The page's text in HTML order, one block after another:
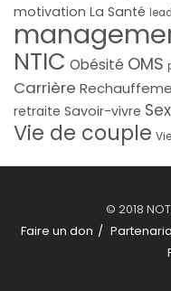
motivation La Santé
NTIC Obésité OMS
Carrière
retraite Savoir-vivre
Vie de couple
© 2018
Faire un don